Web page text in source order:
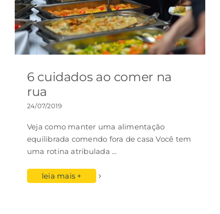
6 cuidados ao comer na
rua
24/07/2019
Veja como manter uma alimentação
equilibrada comendo fora de casa Você tem
uma rotina atribulada ...
leia mais +